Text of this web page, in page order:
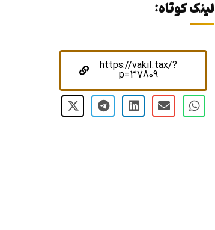
لینک کوتاه:
https://vakil.tax/?
p=37809